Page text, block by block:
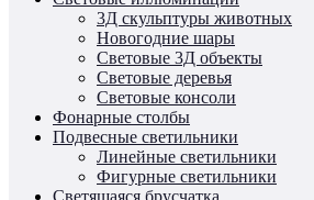
3Д скульптуры животных
Новогодние шары
Световые 3Д объекты
Световые деревья
Световые консоли
Фонарные столбы
Подвесные светильники
Линейные светильники
Фигурные светильники
Светящаяся брусчатка